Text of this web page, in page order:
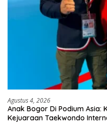
Agustus 4, 2026
Anak Bogor Di Podium Asia:
Kejuaraan Taekwondo